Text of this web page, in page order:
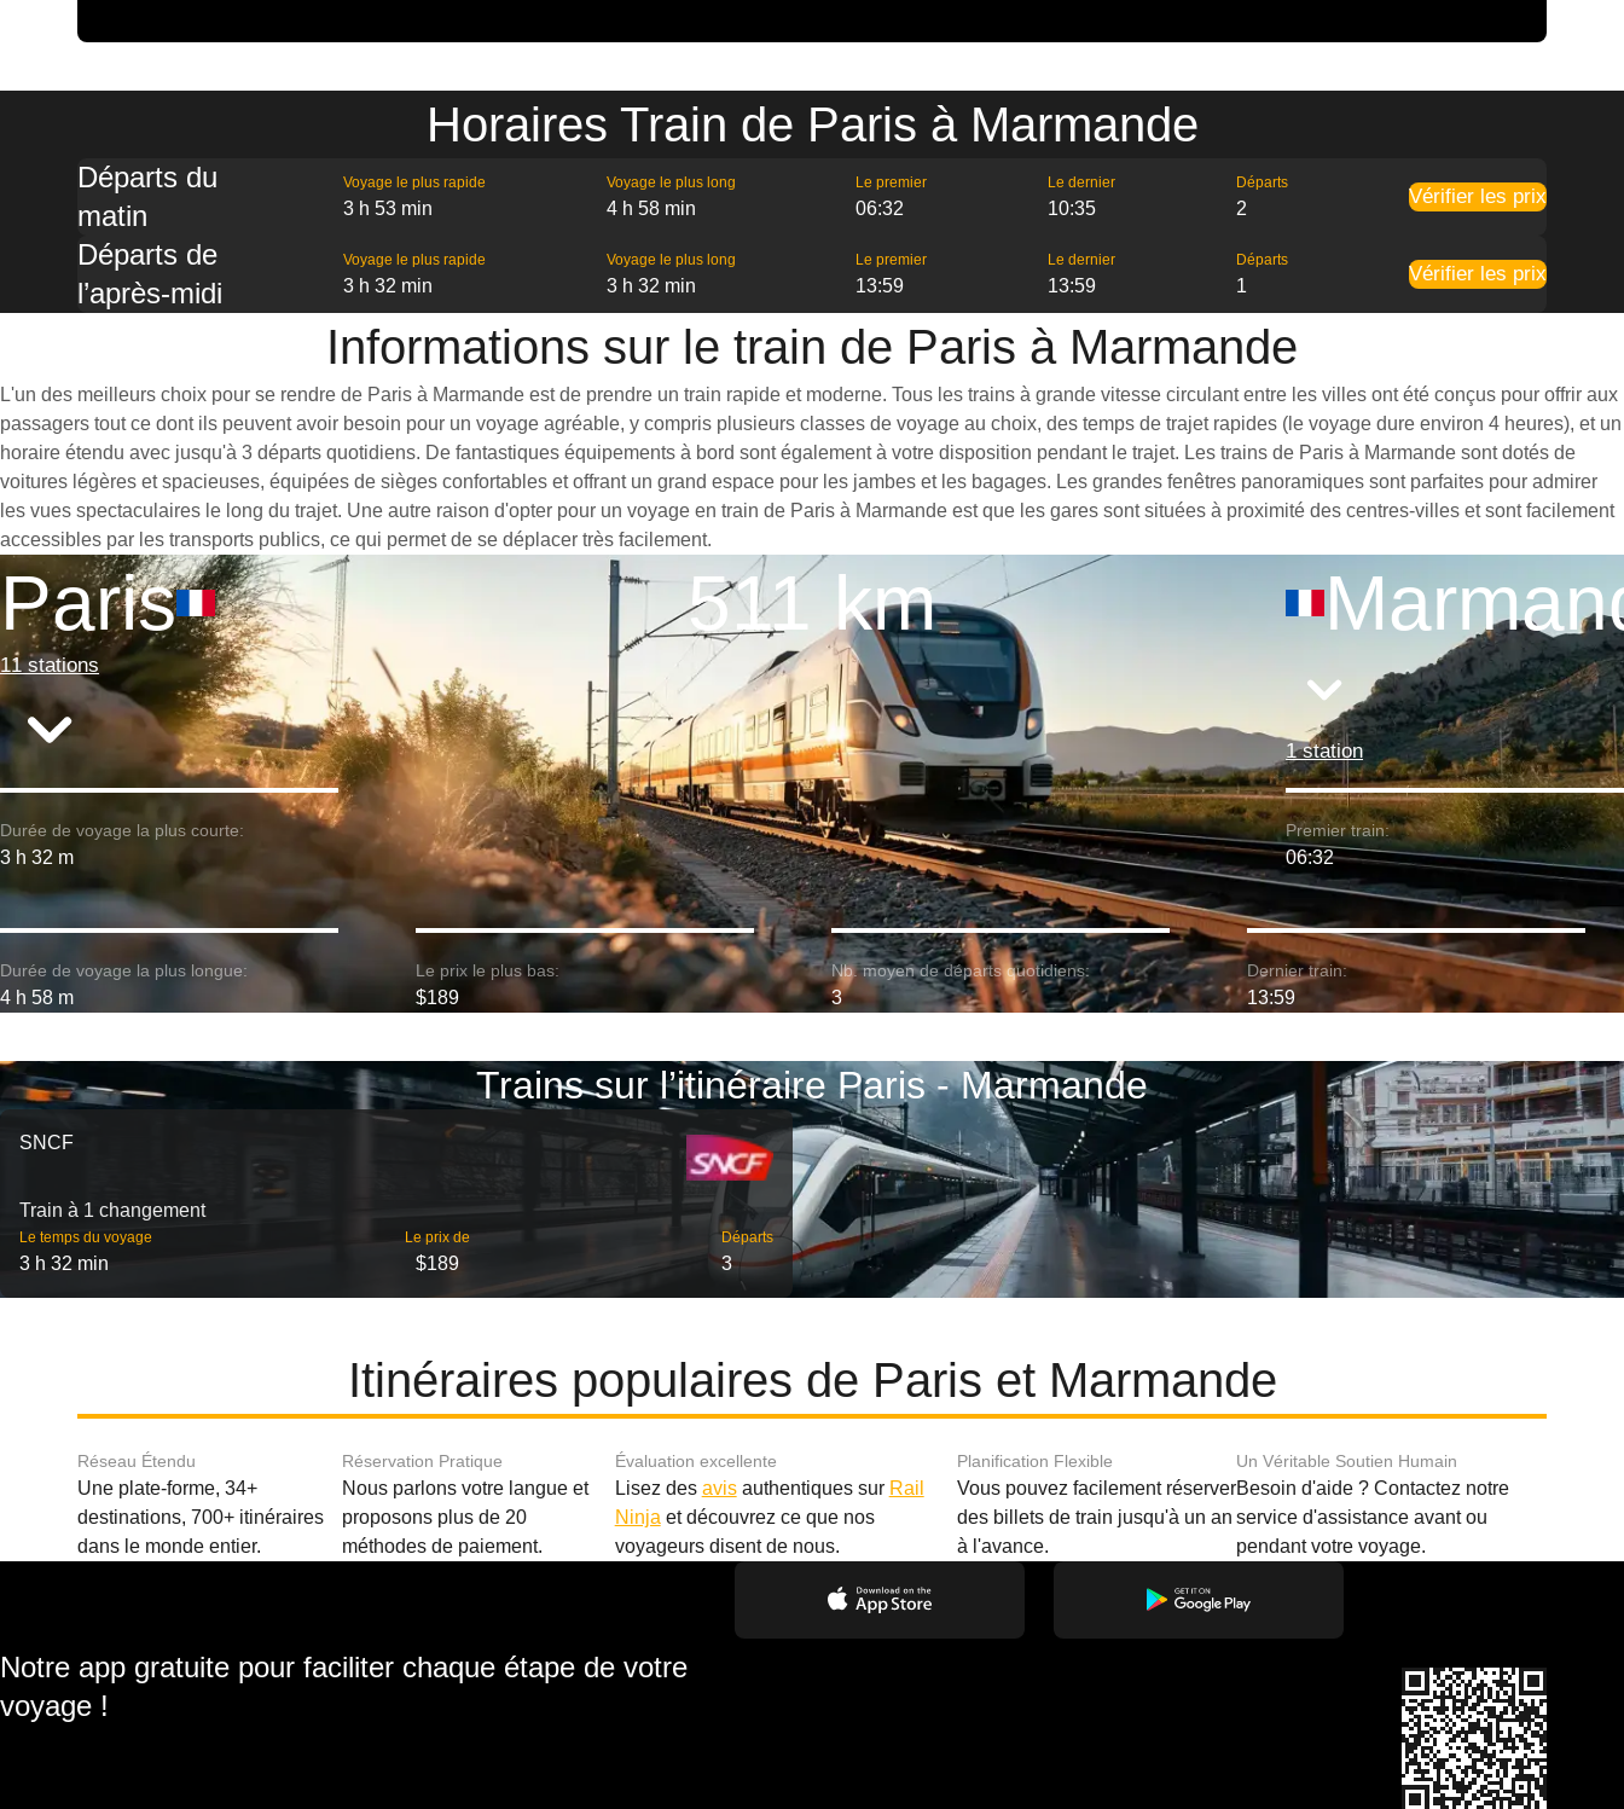
Horaires Train de Paris à Marmande
Départs du
matin
Voyage le plus rapide
3 h 53 min
Voyage le plus long
4 h 58 min
Le premier
06:32
Le dernier
10:35
Départs
2
Vérifier les prix
Départs de
l’après-midi
Voyage le plus rapide
3 h 32 min
Voyage le plus long
3 h 32 min
Le premier
13:59
Le dernier
13:59
Départs
1
Vérifier les prix
Informations sur le train de Paris à Marmande
L'un des meilleurs choix pour se rendre de Paris à Marmande est de prendre un train rapide et moderne. Tous les trains à grande vitesse circulant entre les villes ont été conçus pour offrir aux
passagers tout ce dont ils peuvent avoir besoin pour un voyage agréable, y compris plusieurs classes de voyage au choix, des temps de trajet rapides (le voyage dure environ 4 heures), et un
horaire étendu avec jusqu'à 3 départs quotidiens. De fantastiques équipements à bord sont également à votre disposition pendant le trajet. Les trains de Paris à Marmande sont dotés de
voitures légères et spacieuses, équipées de sièges confortables et offrant un grand espace pour les jambes et les bagages. Les grandes fenêtres panoramiques sont parfaites pour admirer
les vues spectaculaires le long du trajet. Une autre raison d'opter pour un voyage en train de Paris à Marmande est que les gares sont situées à proximité des centres-villes et sont facilement
accessibles par les transports publics, ce qui permet de se déplacer très facilement.
Paris
11 stations
511 km
1 station
Durée de voyage la plus courte:
3 h 32 m
Premier train:
06:32
Durée de voyage la plus longue:
4 h 58 m
Le prix le plus bas:
$189
Nb. moyen de départs quotidiens:
3
Dernier train:
13:59
Trains sur l’itinéraire Paris - Marmande
SNCF
Train à 1 changement
Le temps du voyage
3 h 32 min
Le prix de
$189
Départs
3
Itinéraires populaires de Paris et Marmande
Réseau Étendu
Une plate-forme, 34+
destinations, 700+ itinéraires
dans le monde entier.
Réservation Pratique
Nous parlons votre langue et
proposons plus de 20
méthodes de paiement.
Évaluation excellente
Lisez des avisauthentiques sur Rail
Ninja et découvrez ce que nos
voyageurs disent de nous.
Planification Flexible
Vous pouvez facilement réserver
des billets de train jusqu'à un an
à l'avance.
Un Véritable Soutien Humain
Besoin d'aide ? Contactez notre
service d'assistance avant ou
pendant votre voyage.
Notre app gratuite pour faciliter chaque étape de votre
voyage !